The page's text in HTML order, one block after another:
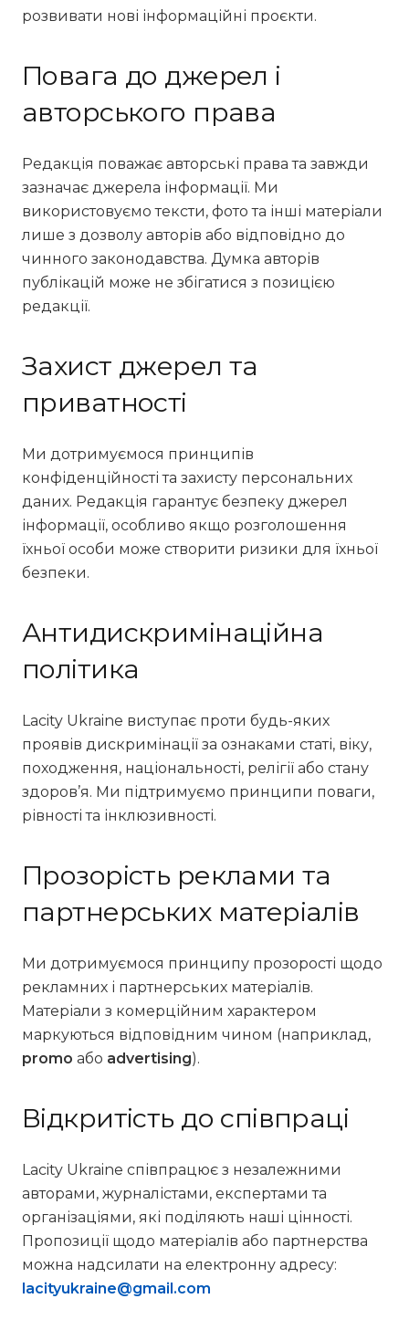
розвивати нові інформаційні проєкти.
Повага до джерел і
авторського права
Редакція поважає авторські права та завжди
зазначає джерела інформації. Ми
використовуємо тексти, фото та інші матеріали
лише з дозволу авторів або відповідно до
чинного законодавства. Думка авторів
публікацій може не збігатися з позицією
редакції.
Захист джерел та
приватності
Ми дотримуємося принципів
конфіденційності та захисту персональних
даних. Редакція гарантує безпеку джерел
інформації, особливо якщо розголошення
їхньої особи може створити ризики для їхньої
безпеки.
Антидискримінаційна
політика
Lacity Ukraine виступає проти будь-яких
проявів дискримінації за ознаками статі, віку,
походження, національності, релігії або стану
здоров’я. Ми підтримуємо принципи поваги,
рівності та інклюзивності.
Прозорість реклами та
партнерських матеріалів
Ми дотримуємося принципу прозорості щодо
рекламних і партнерських матеріалів.
Матеріали з комерційним характером
маркуються відповідним чином (наприклад,
promo або advertising).
Відкритість до співпраці
Lacity Ukraine співпрацює з незалежними
авторами, журналістами, експертами та
організаціями, які поділяють наші цінності.
Пропозиції щодо матеріалів або партнерства
можна надсилати на електронну адресу:
lacityukraine@gmail.com